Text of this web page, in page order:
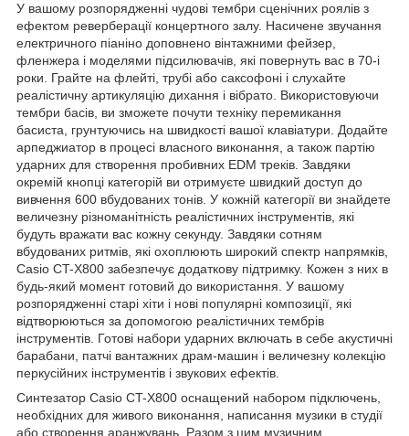
У вашому розпорядженні чудові тембри сценічних роялів з
ефектом реверберації концертного залу. Насичене звучання
електричного піаніно доповнено вінтажними фейзер,
фленжера і моделями підсилювачів, які повернуть вас в 70-і
роки. Грайте на флейті, трубі або саксофоні і слухайте
реалістичну артикуляцію дихання і вібрато. Використовуючи
тембри басів, ви зможете почути техніку перемикання
басиста, грунтуючись на швидкості вашої клавіатури. Додайте
арпеджиатор в процесі власного виконання, а також партію
ударних для створення пробивних EDM треків. Завдяки
окремій кнопці категорій ви отримуєте швидкий доступ до
вивчення 600 вбудованих тонів. У кожній категорії ви знайдете
величезну різноманітність реалістичних інструментів, які
будуть вражати вас кожну секунду. Завдяки сотням
вбудованих ритмів, які охоплюють широкий спектр напрямків,
Casio CT-X800 забезпечує додаткову підтримку. Кожен з них в
будь-який момент готовий до використання. У вашому
розпорядженні старі хіти і нові популярні композиції, які
відтворюються за допомогою реалістичних тембрів
інструментів. Готові набори ударних включать в себе акустичні
барабани, патчі вантажних драм-машин і величезну колекцію
перкусійних інструментів і звукових ефектів.
Синтезатор Casio CT-X800 оснащений набором підключень,
необхідних для живого виконання, написання музики в студії
або створення аранжувань. Разом з цим музичним